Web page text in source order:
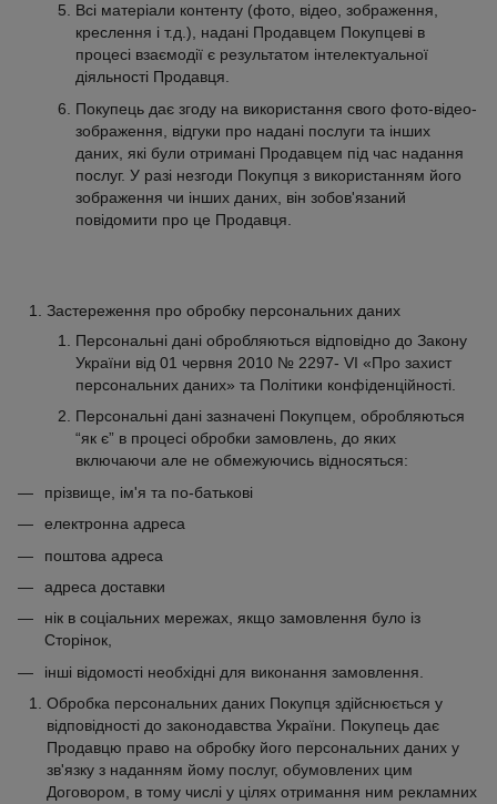
Всі матеріали контенту (фото, відео, зображення,
креслення і т.д.), надані Продавцем Покупцеві в
процесі взаємодії є результатом інтелектуальної
діяльності Продавця.
Покупець дає згоду на використання свого фото-відео-
зображення, відгуки про надані послуги та інших
даних, які були отримані Продавцем під час надання
послуг. У разі незгоди Покупця з використанням його
зображення чи інших даних, він зобов'язаний
повідомити про це Продавця.
Застереження про обробку персональних даних
Персональні дані обробляються відповідно до Закону
України від 01 червня 2010 № 2297- VI «Про захист
персональних даних» та Політики конфіденційності.
Персональні дані зазначені Покупцем, обробляються
“як є” в процесі обробки замовлень, до яких
включаючи але не обмежуючись відносяться:
прізвище, ім'я та по-батькові
електронна адреса
поштова адреса
адреса доставки
нік в соціальних мережах, якщо замовлення було із
Сторінок,
інші відомості необхідні для виконання замовлення.
Обробка персональних даних Покупця здійснюється у
відповідності до законодавства України. Покупець дає
Продавцю право на обробку його персональних даних у
зв'язку з наданням йому послуг, обумовлених цим
Договором, в тому числі у цілях отримання ним рекламних